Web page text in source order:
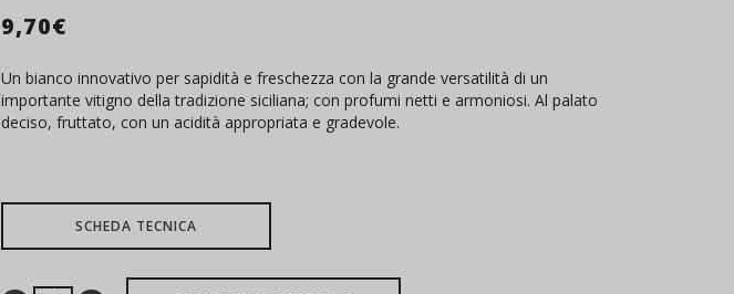
9,70€
Un bianco innovativo per sapidità e freschezza con la grande versatilità di un
importante vitigno della tradizione siciliana; con profumi netti e armoniosi. Al palato
deciso, fruttato, con un acidità appropriata e gradevole.
SCHEDA TECNICA